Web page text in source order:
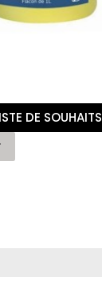
DE SOUHAITS